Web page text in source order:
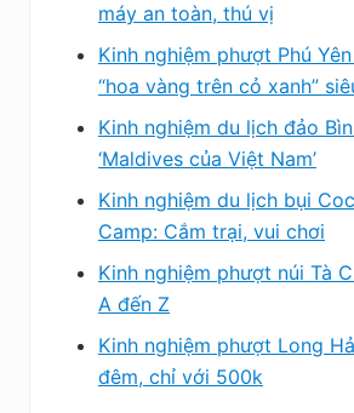
máy an toàn, thú vị
Kinh nghiệm phượt Phú
“hoa vàng trên cỏ xanh”
Kinh nghiệm du lịch đảo
‘Maldives của Việt Nam’
Kinh nghiệm du lịch bụi
Camp: Cắm trại, vui chơi
Kinh nghiệm phượt núi Tà
A đến Z
Kinh nghiệm phượt Long
đêm, chỉ với 500k